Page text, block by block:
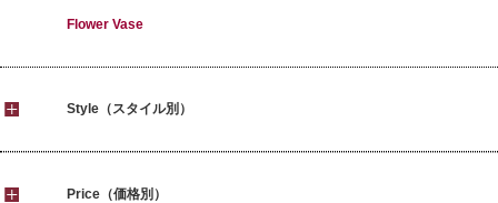
Flower Vase
Style（スタイル別）
Price（価格別）